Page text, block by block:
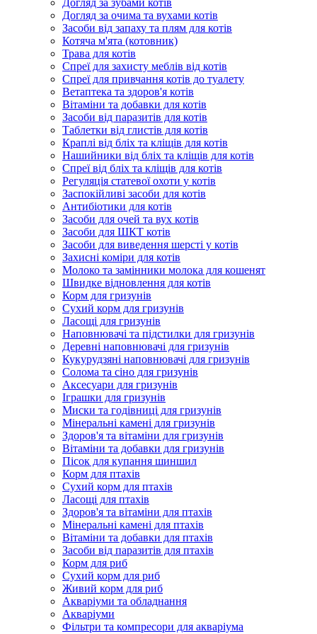
Догляд за зубами котів
Догляд за очима та вухами котів
Засоби від запаху та плям для котів
Котяча м'ята (котовник)
Трава для котів
Спреї для захисту меблів від котів
Спреї для привчання котів до туалету
Ветаптека та здоров'я котів
Вітаміни та добавки для котів
Засоби від паразитів для котів
Таблетки від глистів для котів
Краплі від бліх та кліщів для котів
Нашийники від бліх та кліщів для котів
Спреї від бліх та кліщів для котів
Регуляція статевої охоти у котів
Заспокійливі засоби для котів
Антибіотики для котів
Засоби для очей та вух котів
Засоби для ШКТ котів
Засоби для виведення шерсті у котів
Захисні коміри для котів
Молоко та замінники молока для кошенят
Швидке відновлення для котів
Корм для гризунів
Сухий корм для гризунів
Ласощі для гризунів
Наповнювачі та підстилки для гризунів
Деревні наповнювачі для гризунів
Кукурудзяні наповнювачі для гризунів
Солома та сіно для гризунів
Аксесуари для гризунів
Іграшки для гризунів
Миски та годівниці для гризунів
Мінеральні камені для гризунів
Здоров'я та вітаміни для гризунів
Вітаміни та добавки для гризунів
Пісок для купання шиншил
Корм для птахів
Сухий корм для птахів
Ласощі для птахів
Здоров'я та вітаміни для птахів
Мінеральні камені для птахів
Вітаміни та добавки для птахів
Засоби від паразитів для птахів
Корм для риб
Сухий корм для риб
Живий корм для риб
Акваріуми та обладнання
Акваріуми
Фільтри та компресори для акваріума